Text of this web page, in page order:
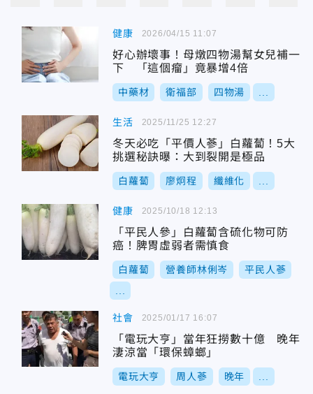
健康
好心辦壞事！母燉四物湯幫女兒補一
下 「這個瘤」竟暴增4倍
中藥材 衛福部 四物湯
2026/04/15 11:07
生活
冬天必吃「平價人蔘」白蘿蔔！5大
挑選秘訣曝：大到裂開是極品
白蘿蔔 廖炯程 纖維化
2025/11/25 12:27
健康
「平民人參」白蘿蔔含硫化物可防
癌！脾胃虛弱者需慎食
白蘿蔔 營養師林俐岑 平民人蔘
2025/10/18 12:13
社會
「電玩大亨」當年狂撈數十億 晚年
淒涼當「環保蟑螂」
電玩大亨 周人蔘 晚年
2025/01/17 16:07